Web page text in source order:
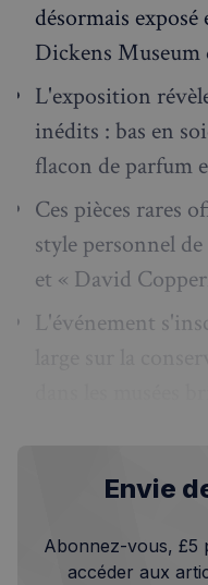
désormais
Dickens Museum
L'exposition
inédits : bas en
flacon de parfum
Ces pièces rares
style personnel
et « David
L'événement
Envie
Abonnez-vous, £5
accéder aux